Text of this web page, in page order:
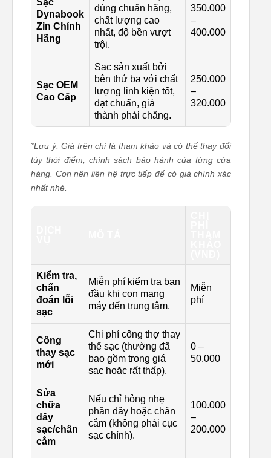
Dynabook
Zin Chính
Hãng
đúng chuẩn hãng,
chất lượng cao
nhất, độ bền vượt
trội.
350.000
–
400.000
Sạc OEM
Cao Cấp
Sạc sản xuất bởi
bên thứ ba với chất
lượng linh kiện tốt,
đạt chuẩn, giá
thành phải chăng.
250.000
–
320.000
*Lưu ý: Giá trên chỉ là tham khảo và có thể thay đổi
tùy thời điểm, chính sách bảo hành của từng cửa
hàng. Con nên liên hệ trực tiếp để có giá chính xác
nhất nhé.
Kiểm tra,
chẩn
đoán lỗi
sạc
Miễn phí kiểm tra ban
đầu khi con mang
máy đến trung tâm.
Miễn
phí
Công
thay sạc
mới
Chi phí công thợ thay
thế sạc (thường đã
bao gồm trong giá
sạc hoặc rất thấp).
0 –
50.000
Sửa
chữa
dây
sạc/chân
cắm
Nếu chỉ hỏng nhẹ
phần dây hoặc chân
cắm (không phải cục
sạc chính).
100.000
–
200.000